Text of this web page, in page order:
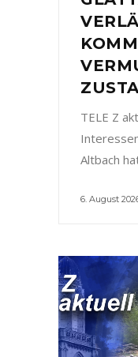
TELE Z
Altbach
6. August